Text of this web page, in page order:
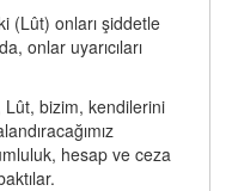
(Lût) onları şiddetle
onlar uyarıcıları
Lût, bizim, kendilerini
hesap ve ceza